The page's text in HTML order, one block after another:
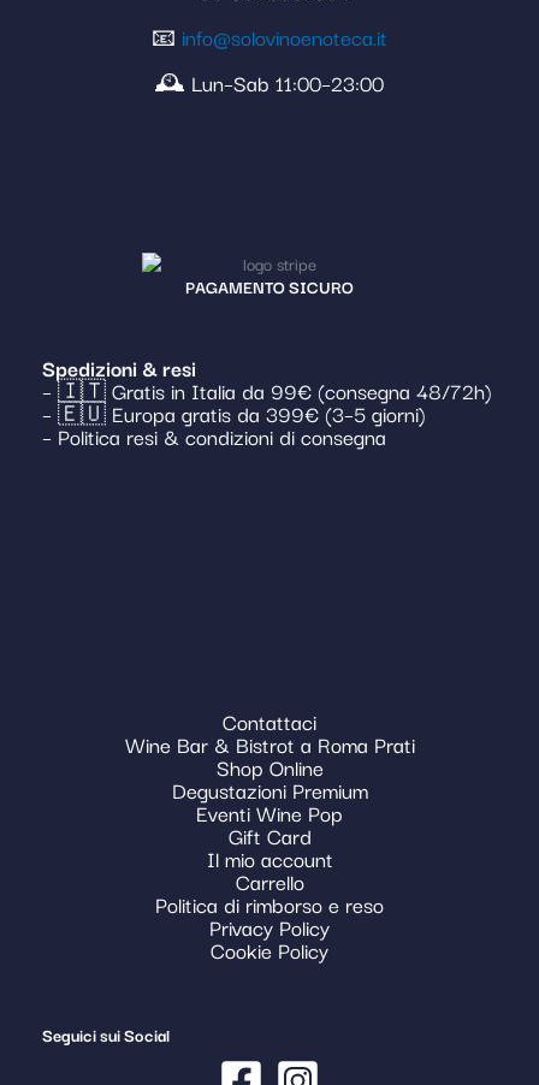
📧 info@solovinoenoteca.it
🕰️ Lun–Sab 11:00–23:00
PAGAMENTO SICURO
Spedizioni & resi
– 🇮🇹 Gratis in Italia da 99€ (consegna 48/72h)
– 🇪🇺 Europa gratis da 399€ (3–5 giorni)
– Politica resi & condizioni di consegna
Contattaci
Wine Bar & Bistrot a Roma Prati
Shop Online
Degustazioni Premium
Eventi Wine Pop
Gift Card
Il mio account
Carrello
Politica di rimborso e reso
Privacy Policy
Cookie Policy
Seguici sui Social